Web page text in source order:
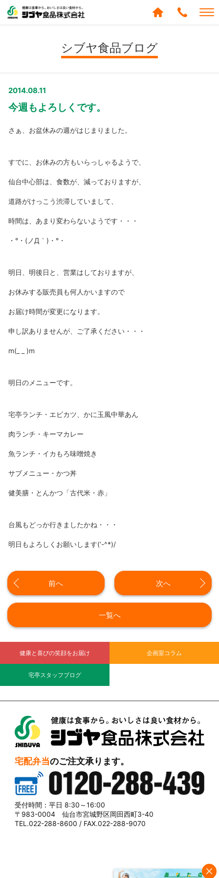
シブヤ食品ブログ
2014.08.11
今週もよろしくです。
さぁ、お盆休みの週がはじまりました。
すでに、お休みの方もいらっしゃるようで、
仙台中心部は、食数が、減っておりますが、
道路がけっこう渋滞していまして、
時間は、あまり変わらないようです・・・
・°・(ノД｀)・°・
明日、明後日と、営業はしておりますが、
お休みする販売員も何人かいますので
お届け時間が変更になります。
申し訳ありませんが、ご了承ください・・・
m(_ _ )m
明日のメニューです。
宅亭ランチ・エビカツ、かに玉風中華あん
肉ランチ・キーマカレー
魚ランチ・イカもろ味噌焼き
サブメニュー・かつ丼
健美膳・とんかつ「古代米・赤」
台風もどっか行きましたかね・・・
明日もよろしくお願いします(‘-^*)/
前へ 次へ
一覧へ
健康と喜びの笑顔をお届け 企画室コラム
宅亭スタッフブログ
宅配弁当のご注文承ります。
0120-288-439
受付時間：平日 8:30～16:00
〒983-0004 仙台市宮城野区岡田西町3-40
TEL.022-288-8600 / FAX.022-288-9070